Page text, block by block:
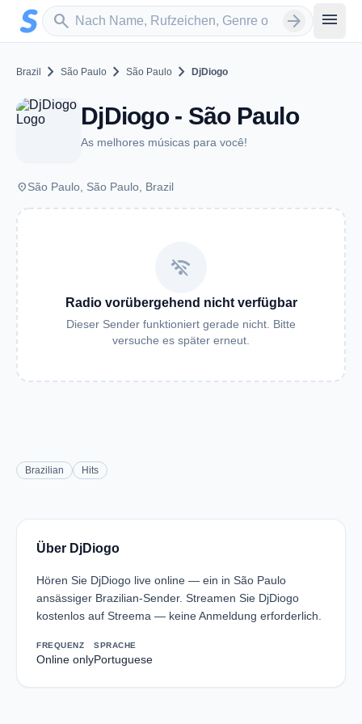
Zum Hauptinhalt springen
search
Sender suchen arrow_forward menu
Brazil chevron_right São Paulo chevron_right São Paulo chevron_right DjDiogo
DjDiogo - São Paulo
As melhores músicas para você!
placeSão Paulo, São Paulo, Brazil
wifi_off
Radio vorübergehend nicht verfügbar
Dieser Sender funktioniert gerade nicht. Bitte
versuche es später erneut.
Brazilian Hits
Über DjDiogo
Hören Sie DjDiogo live online — ein in São Paulo
ansässiger Brazilian-Sender. Streamen Sie DjDiogo
kostenlos auf Streema — keine Anmeldung erforderlich.
FREQUENZ
Online only
SPRACHE
Portuguese